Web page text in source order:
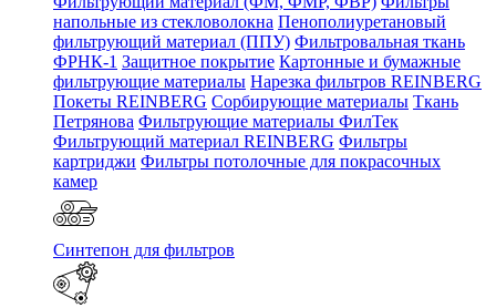
напольные из стекловолокна Пенополиуретановый
фильтрующий материал (ППУ) Фильтровальная ткань
ФРНК-1 Защитное покрытие Картонные и бумажные
фильтрующие материалы Нарезка фильтров REINBERG
Покеты REINBERG Сорбирующие материалы Ткань
Петрянова Фильтрующие материалы ФилТек
Фильтрующий материал REINBERG Фильтры
картриджи Фильтры потолочные для покрасочных
камер
Синтепон для фильтров